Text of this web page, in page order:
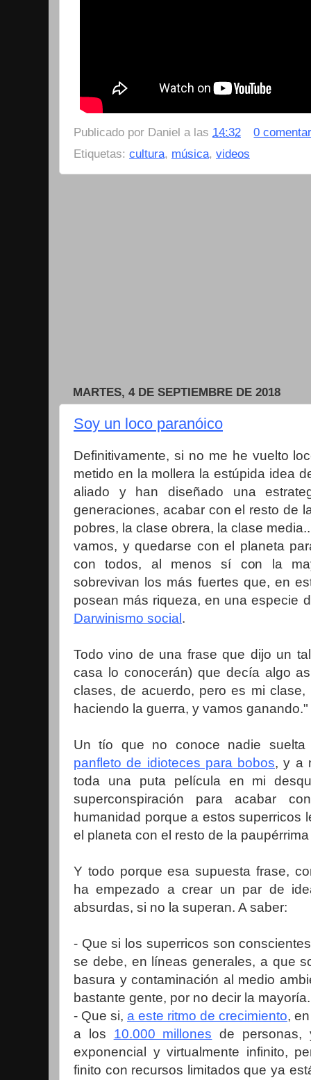
Publicado por Daniel a las 14:32
0
Etiquetas: cultura, música, videos
MARTES, 4 DE SEPTIEMBRE DE 2018
Soy un loco paranóico
Definitivamente, si no me he vuelto
metido en la mollera la estúpida idea
aliado y han diseñado una
generaciones, acabar con el resto de
pobres, la clase obrera, la clase
vamos, y quedarse con el planeta
con todos, al menos sí con la
sobrevivan los más fuertes que, en
posean más riqueza, en una especie
Darwinismo social .
Todo vino de una frase que dijo un
casa lo conocerán) que decía algo
clases, de acuerdo, pero es mi
haciendo la guerra, y vamos ganando."
Un tío que no conoce nadie
panfleto de idioteces para bobos, y a
toda una puta película en mi
superconspiración para acabar
humanidad porque a estos superricos
el planeta con el resto de la
Y todo porque esa supuesta frase,
ha empezado a crear un par de
absurdas, si no la superan. A saber:
- Que si los superricos son
se debe, en líneas generales, a que
basura y contaminación al medio
bastante gente, por no decir la mayoría.
- Que si, a este ritmo de crecimiento,
a los 10.000 millones de personas,
exponencial y virtualmente infinito,
finito con recursos limitados que ya